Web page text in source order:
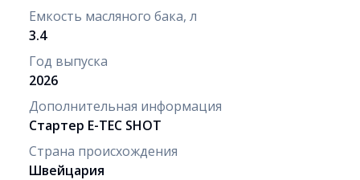
Емкость масляного бака, л
3.4
Год выпуска
2026
Дополнительная информация
Стартер E-TEC SHOT
Страна происхождения
Швейцария